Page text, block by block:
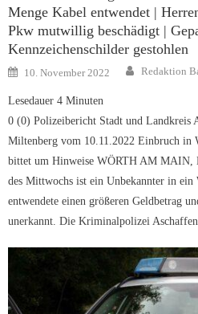
Menge Kabel entwendet |
Pkw mutwillig beschädigt |
Kennzeichenschilder gestohlen
Posted
on
10. November 2022 Author
Redaktion
Lesedauer 4 Minuten
0 (0) Polizeibericht Stadt und Landkreis
Miltenberg vom 10.11.2022 Einbruch in
bittet um Hinweise WÖRTH AM
des Mittwochs ist ein Unbekannter in ein
entwendete einen größeren Geldbetrag
unerkannt. Die Kriminalpolizei